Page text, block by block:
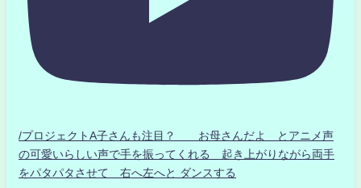
/プロジェクトA子さんも注目？ お母さんだよ とアニメ声
の可愛いらしい声で手を振ってくれる 起き上がりながら両手
をパタパタさせて 右へ左へと ダンスする